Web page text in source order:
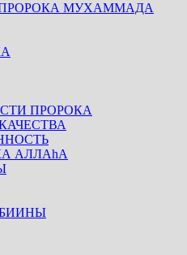
МУХАММАДА
ПРОРОКА
АЛЛАhА